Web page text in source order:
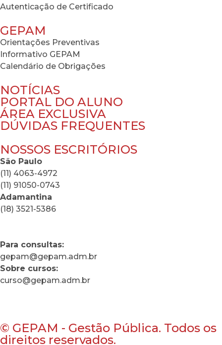
Autenticação de Certificado
GEPAM
Orientações Preventivas
Informativo GEPAM
Calendário de Obrigações
NOTÍCIAS
PORTAL DO ALUNO
ÁREA EXCLUSIVA
DÚVIDAS FREQUENTES
NOSSOS ESCRITÓRIOS
São Paulo
(11) 4063-4972
(11) 91050-0743
Adamantina
(18) 3521-5386
Para consultas:
gepam@gepam.adm.br
Sobre cursos:
curso@gepam.adm.br
© GEPAM - Gestão Pública. Todos os
direitos reservados.